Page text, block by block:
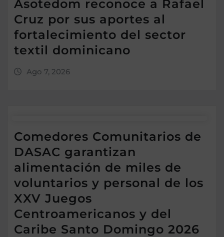
Asotedom reconoce a Rafael
Cruz por sus aportes al
fortalecimiento del sector
textil dominicano
Ago 7, 2026
Comedores Comunitarios de
DASAC garantizan
alimentación de miles de
voluntarios y personal de los
XXV Juegos
Centroamericanos y del
Caribe Santo Domingo 2026